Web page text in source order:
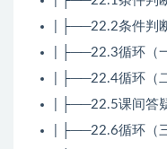
| ├──22.2条件判
| ├──22.3循环（
| ├──22.4循环（
| ├──22.5课间答
| ├──22.6循环（